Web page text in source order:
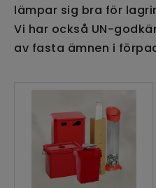
lämpar sig bra för
Vi har också UN-
av fasta ämnen i